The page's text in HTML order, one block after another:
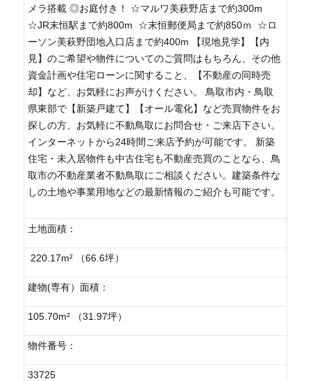
メラ搭載 ◎お庭付き！ ☆マルワ美萩野店まで約300m
☆JR末恒駅まで約800m ☆末恒郵便局まで約850ｍ ☆ロ
ーソン美萩野団地入口店まで約400m 【現地見学】【内
見】のご希望や物件についてのご質問はもちろん、その他
資金計画や住宅ローンに関すること、【不動産の同時売
却】など、お気軽にお声がけください。 鳥取市内・鳥取
県東部で【新築戸建て】【オール電化】など売買物件をお
探しの方、お気軽に不動鳥取にお問合せ・ご来店下さい。
インターネットから24時間ご来店予約が可能です。 新築
住宅・未入居物件も中古住宅も不動産売買のことなら、鳥
取市の不動産業者不動鳥取にご相談ください。建築条件な
しの土地や事業用地などの最新情報のご紹介も可能です。
土地面積：
220.17m² （66.6坪）
建物(専有）面積：
105.70m² （31.97坪）
物件番号：
33725